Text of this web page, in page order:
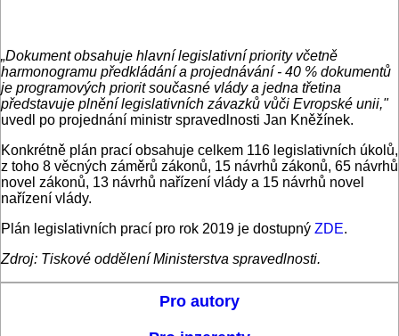
„Dokument obsahuje hlavní legislativní priority včetně
harmonogramu předkládání a projednávání - 40 % dokumentů
je programových priorit současné vlády a jedna třetina
představuje plnění legislativních závazků vůči Evropské unii,"
uvedl po projednání ministr spravedlnosti Jan Kněžínek.
Konkrétně plán prací obsahuje celkem 116 legislativních úkolů,
z toho 8 věcných záměrů zákonů, 15 návrhů zákonů, 65 návrhů
novel zákonů, 13 návrhů nařízení vlády a 15 návrhů novel
nařízení vlády.
Plán legislativních prací pro rok 2019 je dostupný ZDE.
Zdroj: Tiskové oddělení Ministerstva spravedlnosti.
Pro autory